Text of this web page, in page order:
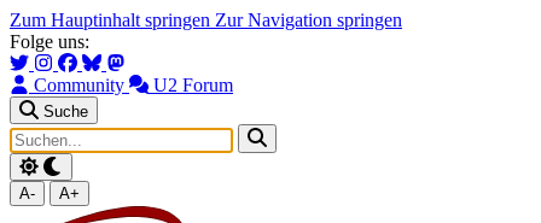
Zum Hauptinhalt springen Zur Navigation springen
Folge uns:
Community U2 Forum
Suche
A- A+